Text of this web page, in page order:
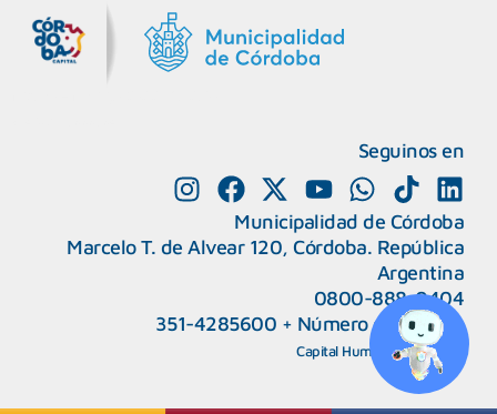
Seguinos en
Municipalidad de Córdoba
Marcelo T. de Alvear 120, Córdoba. República
Argentina
0800-888-0404
351-4285600 + Número de interno
Capital Humano|Webmail
CAPeM – Centro de Atención a Personas Migrantes y Refugiadas.